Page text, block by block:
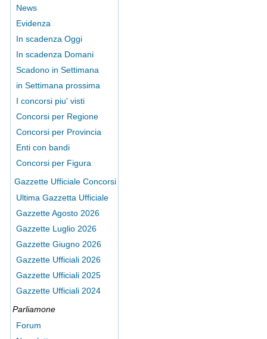
News
Evidenza
In scadenza Oggi
In scadenza Domani
Scadono in Settimana
in Settimana prossima
I concorsi piu' visti
Concorsi per Regione
Concorsi per Provincia
Enti con bandi
Concorsi per Figura
Gazzette Ufficiale Concorsi
Ultima Gazzetta Ufficiale
Gazzette Agosto 2026
Gazzette Luglio 2026
Gazzette Giugno 2026
Gazzette Ufficiali 2026
Gazzette Ufficiali 2025
Gazzette Ufficiali 2024
Parliamone
Forum